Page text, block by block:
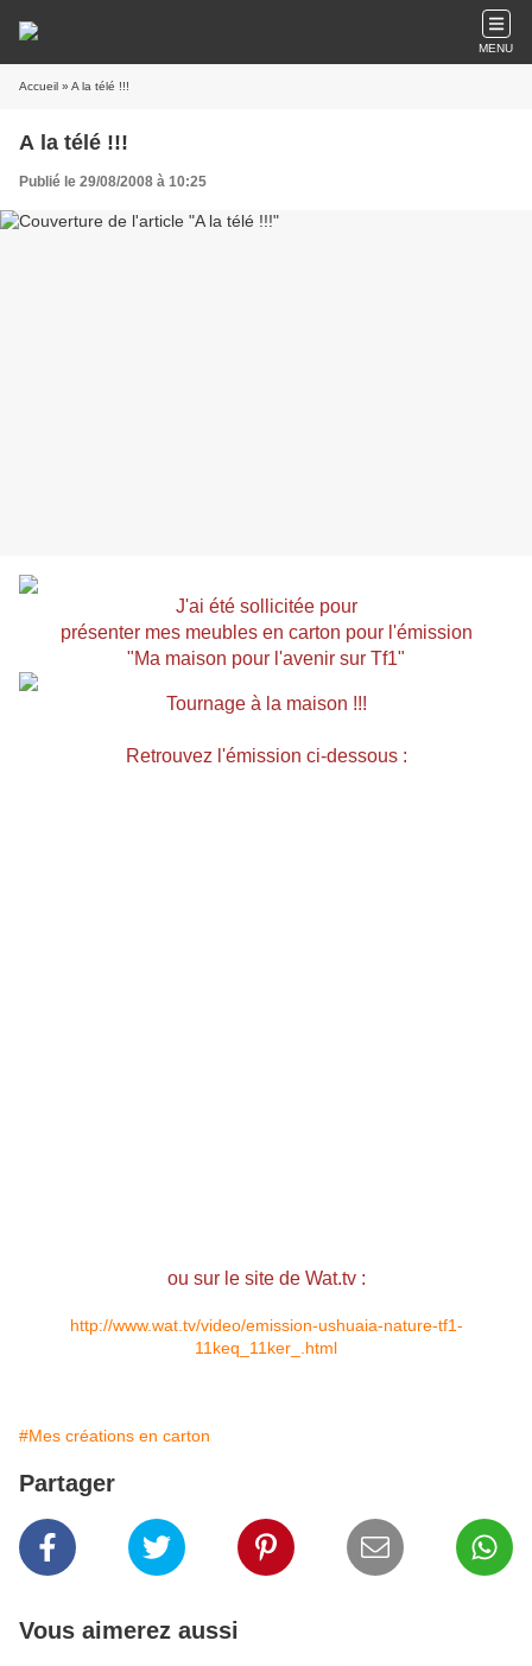
MENU
Accueil » A la télé !!!
A la télé !!!
Publié le 29/08/2008 à 10:25
J'ai été sollicitée pour
présenter mes meubles en carton pour l'émission
"Ma maison pour l'avenir sur Tf1"
Tournage à la maison !!!
Retrouvez l'émission ci-dessous :
ou sur le site de Wat.tv :
http://www.wat.tv/video/emission-ushuaia-nature-tf1-
11keq_11ker_.html
#Mes créations en carton
Partager
Vous aimerez aussi